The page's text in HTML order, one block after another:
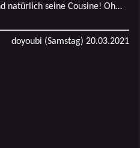
natürlich seine Cousine! Oh…
doyoubi (Samstag) 20.03.2021